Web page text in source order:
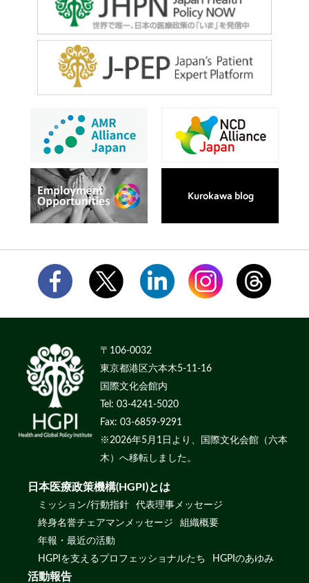
〒106-0032
東京都港区六本木5-11-16
国際文化会館内
Tel: 03-4241-5020
Fax: 03-6859-9291
※2026年5月1日より、国際文化会館（六本
木）へ移転しました。
日本医療政策機構(HGPI)とは
ミッション/行動指針
代表理事メッセージ
終身名誉チェアマンメッセージ
組織概要
年報・最近の活動
HGPIを支えるプロフェッショナルたち
HGPIのあゆみ
活動報告